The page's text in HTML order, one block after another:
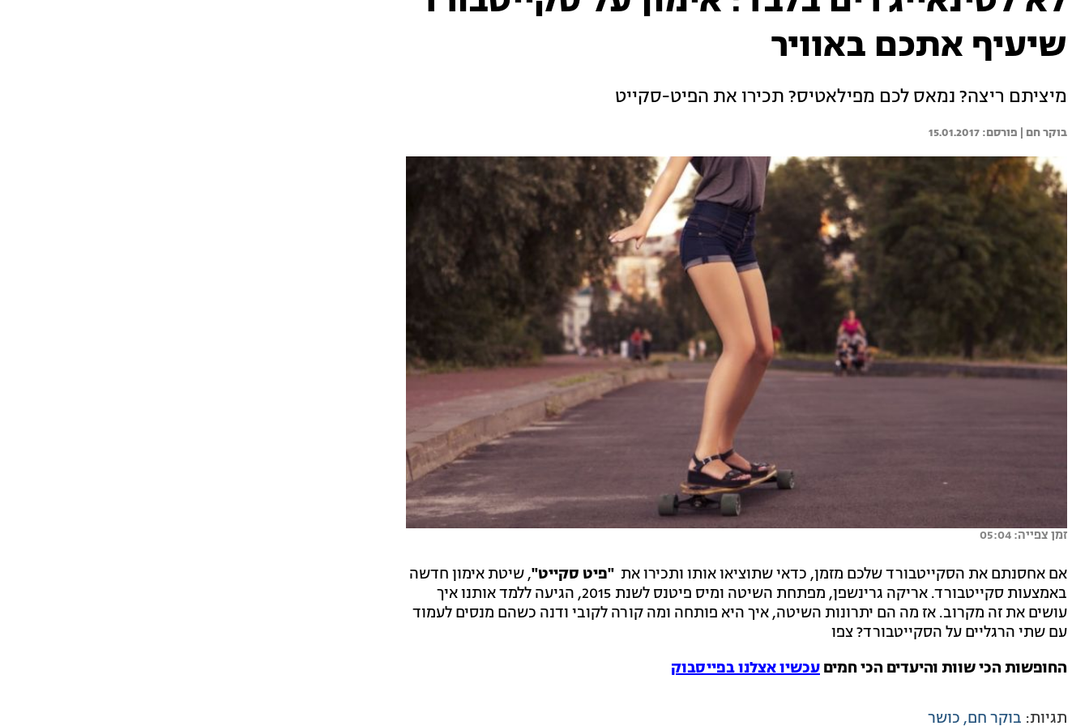
שיעיף אתכם באוויר
מיציתם ריצה? נמאס לכם מפילאטיס? תכירו את הפיט-סקייט
בוקר חם | 15.01.2017
זמן צפייה: 05:04
אם אחסנתם את הסקייטבורד שלכם מזמן, כדאי שתוציאו אותו ותכירו את "פיט סקייט", שיטת אימון חדשה
באמצעות סקייטבורד. אריקה גרינשפן, מפתחת השיטה ומיס פיטנס לשנת 2015, הגיעה ללמד אותנו איך
עושים את זה מקרוב. אז מה הם יתרונות השיטה, איך היא פותחה ומה קורה לקובי ודנה כשהם מנסים לעמוד
עם שתי הרגליים על הסקייטבורד? צפו
החופשות הכי שוות והיעדים הכי חמים עכשיו אצלנו בפייסבוק
תגיות: בוקר חם כושר